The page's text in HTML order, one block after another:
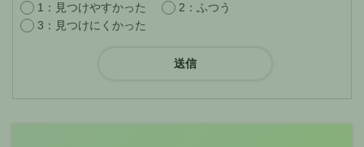
1：見つけやすかった
2：ふつう
3：見つけにくかった